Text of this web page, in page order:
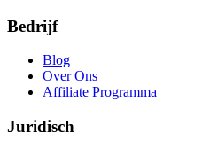
Bedrijf
Blog
Over Ons
Affiliate Programma
Juridisch